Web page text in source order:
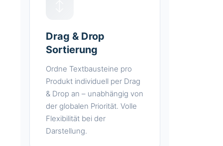
Drag & Drop
Sortierung
Ordne Textbausteine pro
Produkt individuell per Drag
& Drop an – unabhängig von
der globalen Priorität. Volle
Flexibilität bei der
Darstellung.